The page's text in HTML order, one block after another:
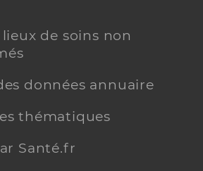
de soins non
données annuaire
thématiques
Santé.fr